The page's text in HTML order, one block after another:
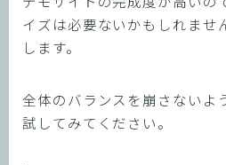
イズは必要ないかもしれませ
します。
全体のバランスを崩さないよ
試してみてください。